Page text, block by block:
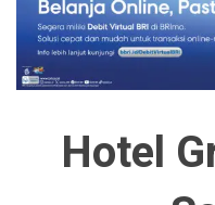
Hotel